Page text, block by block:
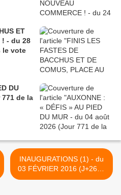
ET
! - du 28
le vote
DU
771 de la
INAUGURATIONS (1) - du
03 FÉVRIER 2016 (J+2604
après le vote négatif